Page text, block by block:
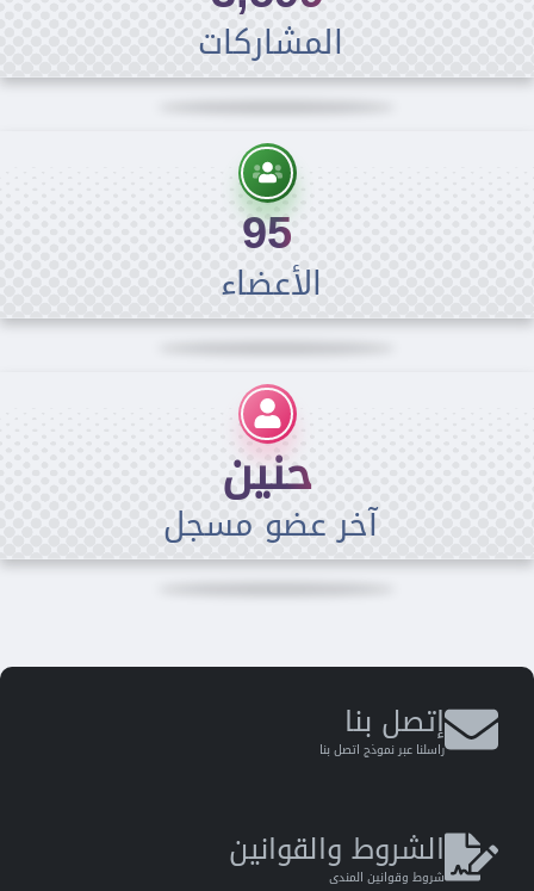
المشاركات
الأعضاء
95
آخر عضو مسجل
حنين
إتصل بنا
راسلنا عبر نموذج اتصل بنا
الشروط والقوانين
شروط وقوانين المندى